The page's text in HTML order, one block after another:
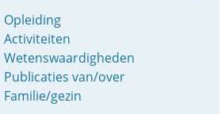
Opleiding
Activiteiten
Wetenswaardigheden
Publicaties van/over
Familie/gezin